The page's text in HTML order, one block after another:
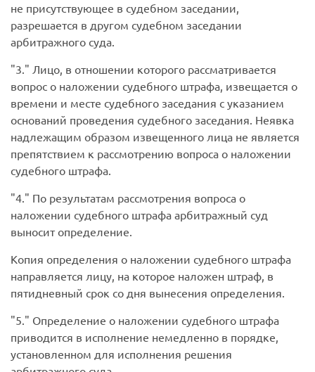
не присутствующее в судебном заседании,
разрешается в другом судебном заседании
арбитражного суда.
3.
Лицо, в отношении которого рассматривается
вопрос о наложении судебного штрафа, извещается о
времени и месте судебного заседания с указанием
оснований проведения судебного заседания. Неявка
надлежащим образом извещенного лица не является
препятствием к рассмотрению вопроса о наложении
судебного штрафа.
4.
По результатам рассмотрения вопроса о
наложении судебного штрафа арбитражный суд
выносит определение.
Копия определения о наложении судебного штрафа
направляется лицу, на которое наложен штраф, в
пятидневный срок со дня вынесения определения.
5.
Определение о наложении судебного штрафа
приводится в исполнение немедленно в порядке,
установленном для исполнения решения